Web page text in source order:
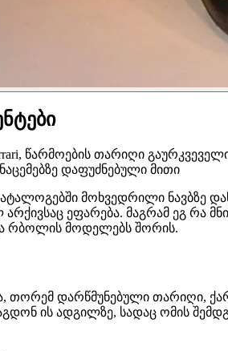
წარმოების თარიღი
დაფუძნებული მითი
კატალოგებში მოხვედრილი ნავბზე
ეფარება. მაგრამ ეგ რა
რბოლის მოდელებს შორის.
თორემ დარწმუნებული თარიღი,
ის ადგილზე, სადაც ომის